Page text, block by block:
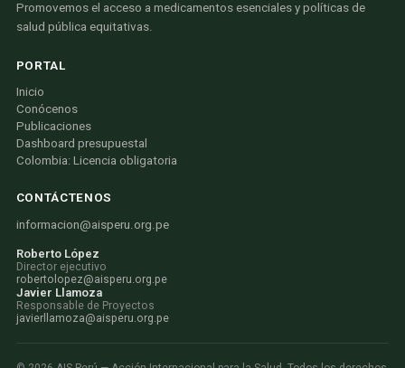
Promovemos el acceso a medicamentos esenciales y políticas de
salud pública equitativas.
PORTAL
Inicio
Conócenos
Publicaciones
Dashboard presupuestal
Colombia: Licencia obligatoria
CONTÁCTENOS
informacion@aisperu.org.pe
Roberto López
Director ejecutivo
robertolopez@aisperu.org.pe
Javier Llamoza
Responsable de Proyectos
javierllamoza@aisperu.org.pe